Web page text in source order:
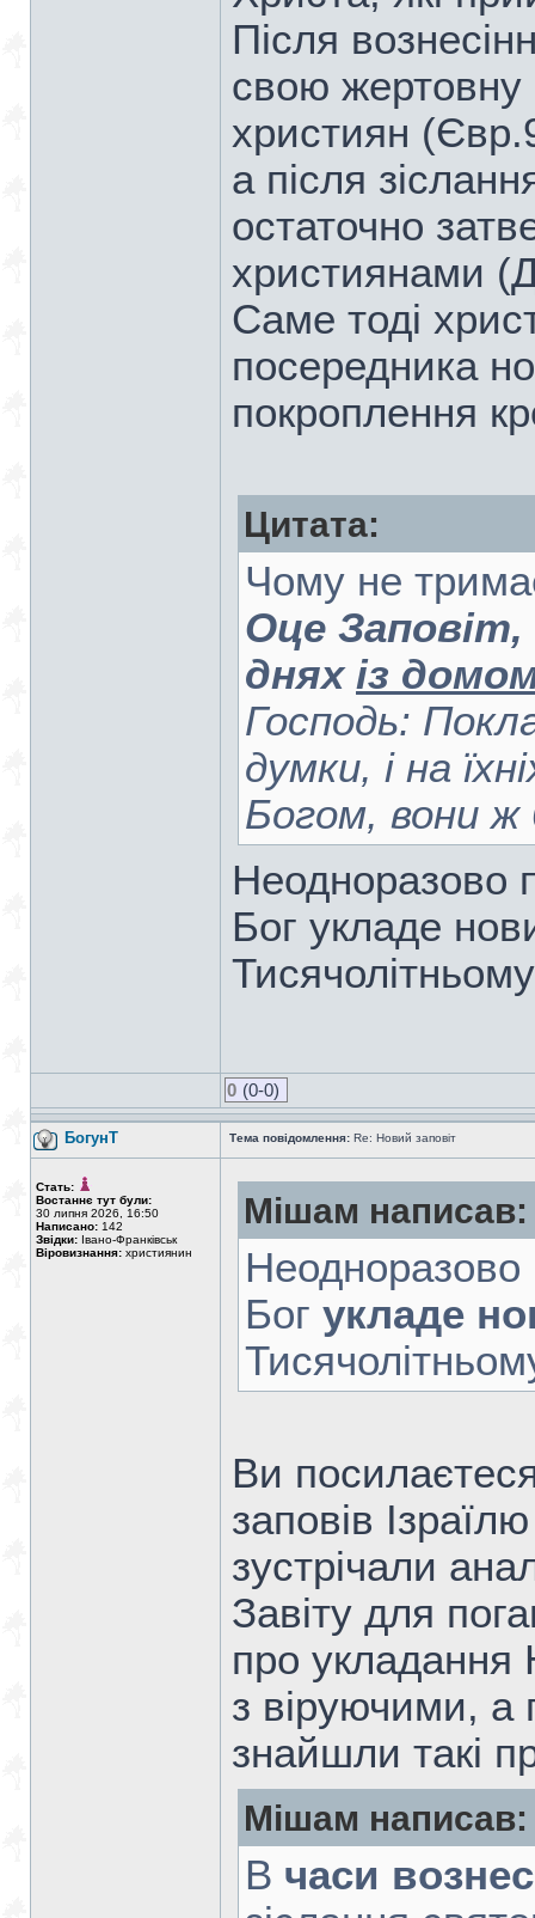
Після
свою
християн
а після
остаточно
християнами
Саме тоді
посередника
покроплення
Цитата:
Чому не
Оце
днях із
Господь:
думки, і на
Богом, вони ж
Неодноразово
Бог укладе
0 (0-0)
БогунТ Тема повідомлення: Re: Новий заповіт
Стать:
Востаннє тут були:
30 липня 2026, 16:50
Написано: 142
Звідки: Івано-Франківськ
Віровизнання: християнин
Мішам написав:
Бог укладе
Ви
заповів
зустрічали
Завіту для
про укладання
з віруючими, а
знайшли такі
Мішам написав:
В часи